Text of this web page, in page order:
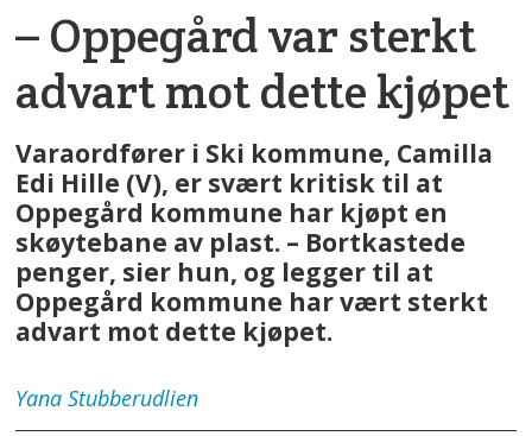
– Oppegård var sterkt
advart mot dette kjøpet
Varaordfører i Ski kommune, Camilla
Edi Hille (V), er svært kritisk til at
Oppegård kommune har kjøpt en
skøytebane av plast. – Bortkastede
penger, sier hun, og legger til at
Oppegård kommune har vært sterkt
advart mot dette kjøpet.
Yana Stubberudlien